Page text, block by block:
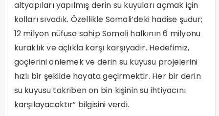
altyapıları yapılmış derin su kuyuları açmak için
kolları sıvadık. Özellikle Somali’deki hadise şudur;
12 milyon nüfusa sahip Somali halkının 6 milyonu
kuraklık ve açlıkla karşı karşıyadır. Hedefimiz,
göçlerini önlemek ve derin su kuyusu projelerini
hızlı bir şekilde hayata geçirmektir. Her bir derin
su kuyusu takriben on bin kişinin su ihtiyacını
karşılayacaktır” bilgisini verdi.